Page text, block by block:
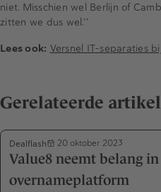
niet. Misschien wel Berlijn of
zitten we dus wel.’’
Lees ook: Versnel IT-separaties
Gerelateerde
Dealflash 20 oktober 2023
Value8 neemt belang in
overnameplatform